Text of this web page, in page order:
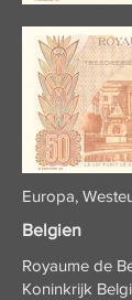
Europa,
Belgien
Royaume de
Koninkrijk